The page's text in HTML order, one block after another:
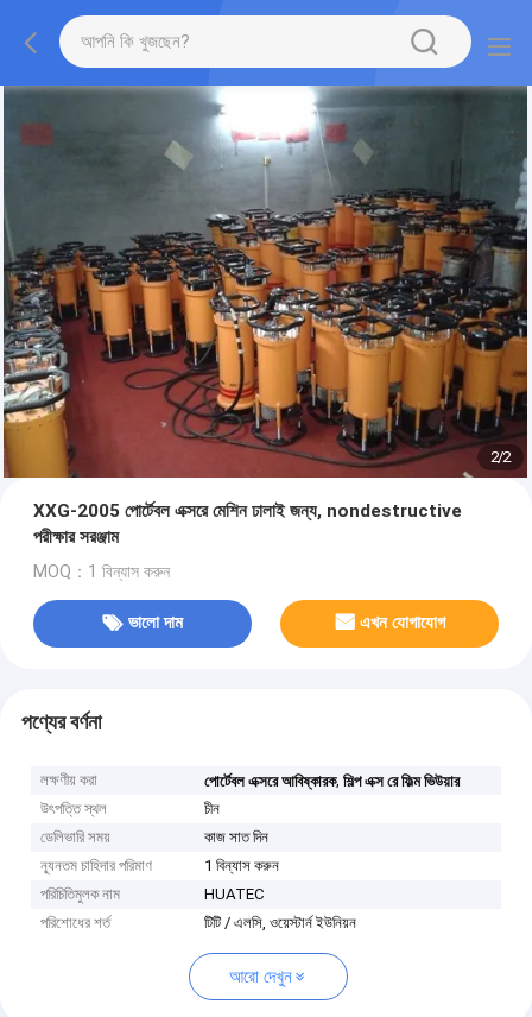
1/2
XXG-2005 পোর্টেবল এক্সরে মেশিন ঢালাই জন্য, nondestructive
পরীক্ষার সরঞ্জাম
MOQ：1 বিন্যাস করুন
ভালো দাম এখন যোগাযোগ
পণ্যের বর্ণনা
লক্ষণীয় করা পোর্টেবল এক্সরে আবিষ্কারক,শিল্প এক্স রে ফিল্ম ভিউয়ার
উৎপত্তি স্থল
চীন
ডেলিভারি সময়
কাজ সাত দিন
ন্যূনতম চাহিদার পরিমাণ
1 বিন্যাস করুন
পরিচিতিমুলক নাম
HUATEC
পরিশোধের শর্ত
টিটি / এলসি, ওয়েস্টার্ন ইউনিয়ন
আরো দেখুন